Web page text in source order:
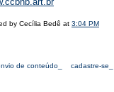
by Cecília Bedê at 3:04 PM
de conteúdo_ cadastre-se_